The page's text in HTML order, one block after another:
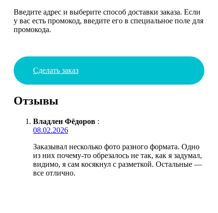
Введите адрес и выберите способ доставки заказа. Если
у вас есть промокод, введите его в специальное поле для
промокода.
Сделать заказ
Отзывы
Владлен Фёдоров :
08.02.2026
Заказывал несколько фото разного формата. Одно
из них почему-то обрезалось не так, как я задумал,
видимо, я сам косякнул с разметкой. Остальные —
все отлично.